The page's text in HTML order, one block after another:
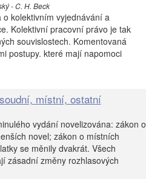
- C. H. Beck
kolektivním vyjednávání a
Kolektivní pracovní právo je tak
souvislostech. Komentovaná
postupy. které mají napomoci
místní, ostatní
vydání novelizována: zákon o
novel; zákon o místních
se měnily dvakrát. Všech
zásadní změny rozhlasových